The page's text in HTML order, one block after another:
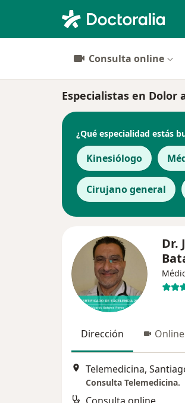
Consulta online
Especialistas en Dolor
¿Qué especialidad estás
Kinesiólogo
Cirujano general
Dr.
Dirección Online
Telemedicina,
Consulta Telemedicina.